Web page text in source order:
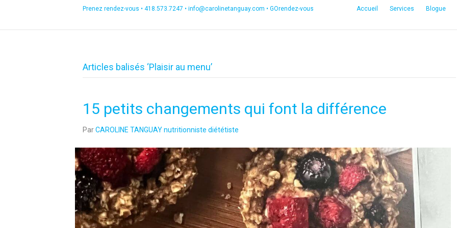
Prenez rendez-vous • 418.573.7247 • info@carolinetanguay.com • GOrendez-vous Accueil Services Blogue
Articles balisés ‘Plaisir au menu’
15 petits changements qui font la différence
ParCAROLINE TANGUAY nutritionniste diététiste